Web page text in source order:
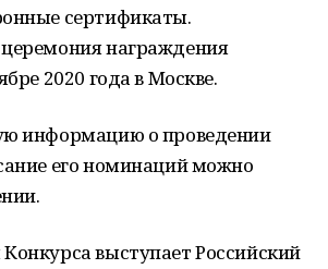
сертификаты.
награждения
2020 года в Москве.
информацию о проведении
его номинаций можно
выступает Российский